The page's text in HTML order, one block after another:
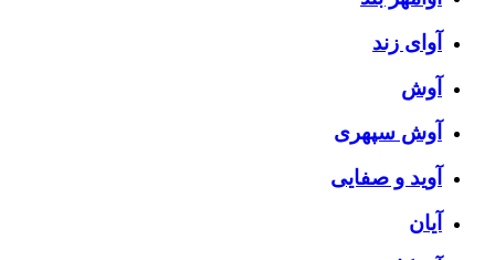
آوای زند
آوش
آوش سپهری
آوید و صفایی
آیان